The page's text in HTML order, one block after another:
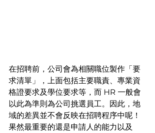
在招聘前，公司會為相關職位製作「要
求清單」，上面包括主要職責、專業資
格證要求及學位要求等，而 HR 一般會
以此為準則為公司挑選員工。因此，地
域的差異並不會反映在招聘程序中呢！
果然最重要的還是申請人的能力以及